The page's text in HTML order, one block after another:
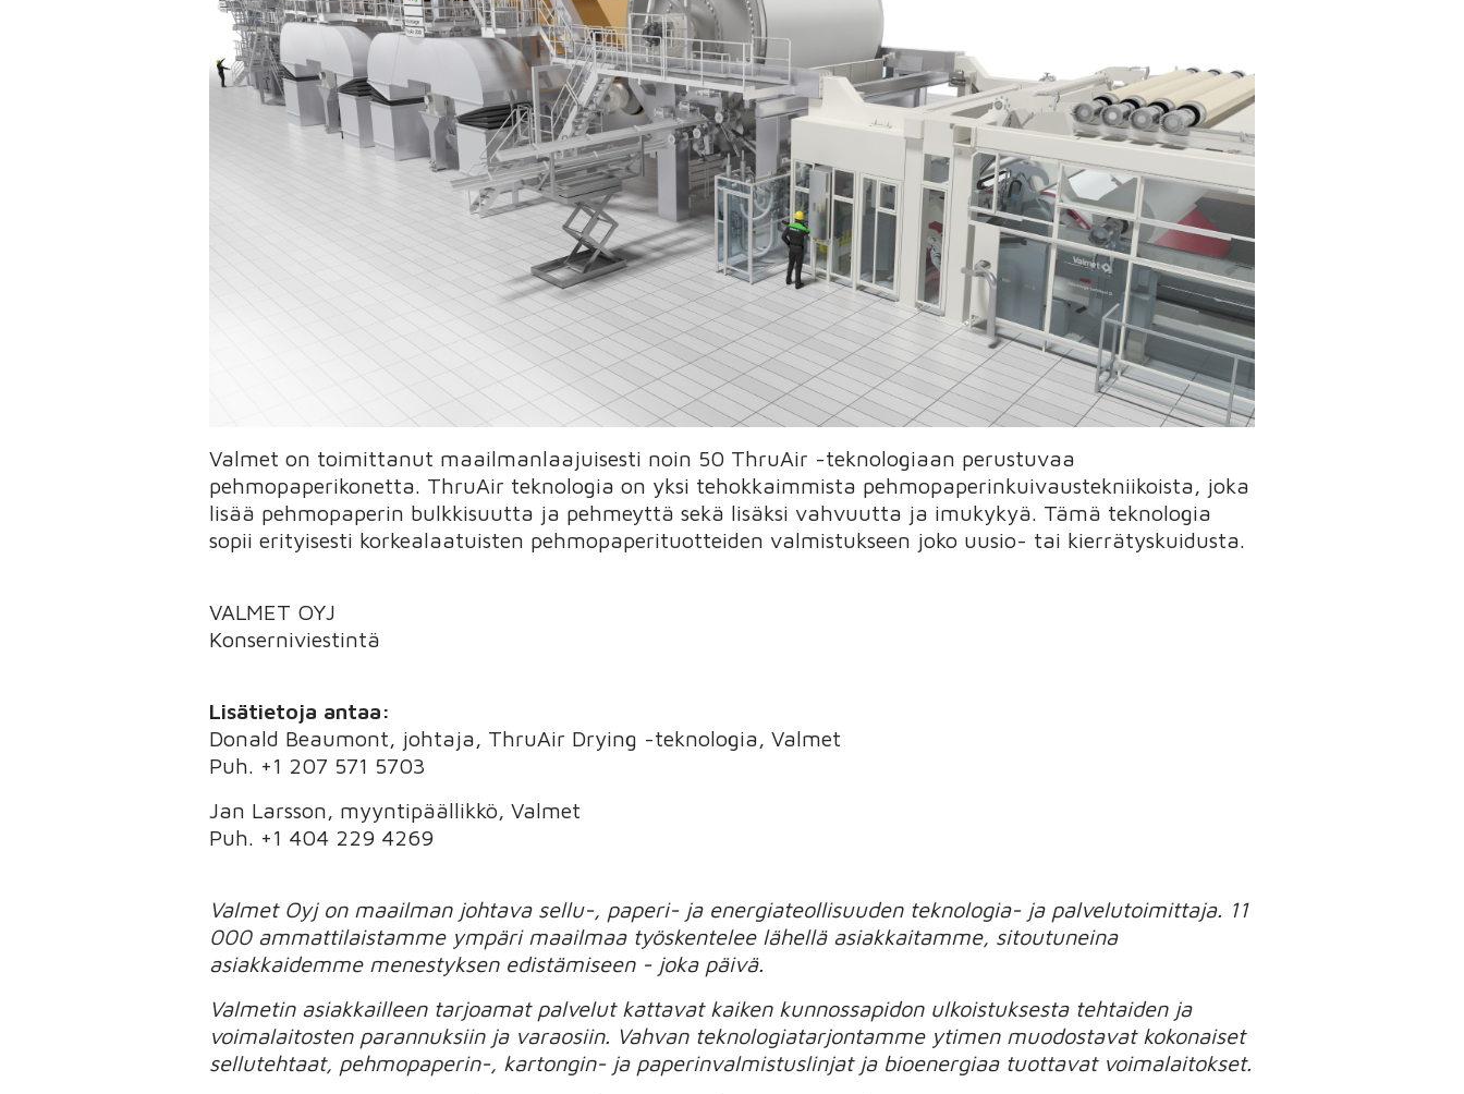
Valmet on toimittanut maailmanlaajuisesti noin 50 ThruAir -teknologiaan perustuvaa
pehmopaperikonetta. ThruAir teknologia on yksi tehokkaimmista pehmopaperinkuivaustekniikoista, joka
lisää pehmopaperin bulkkisuutta ja pehmeyttä sekä lisäksi vahvuutta ja imukykyä. Tämä teknologia
sopii erityisesti korkealaatuisten pehmopaperituotteiden valmistukseen joko uusio- tai kierrätyskuidusta.
VALMET OYJ
Konserniviestintä
Lisätietoja antaa:
Donald Beaumont, johtaja, ThruAir Drying -teknologia, Valmet
Puh. +1 207 571 5703
Jan Larsson, myyntipäällikkö, Valmet
Puh. +1 404 229 4269
Valmet Oyj on maailman johtava sellu-, paperi- ja energiateollisuuden teknologia- ja palvelutoimittaja. 11
000 ammattilaistamme ympäri maailmaa työskentelee lähellä asiakkaitamme, sitoutuneina
asiakkaidemme menestyksen edistämiseen - joka päivä.
Valmetin asiakkailleen tarjoamat palvelut kattavat kaiken kunnossapidon ulkoistuksesta tehtaiden ja
voimalaitosten parannuksiin ja varaosiin. Vahvan teknologiatarjontamme ytimen muodostavat kokonaiset
sellutehtaat, pehmopaperin-, kartongin- ja paperinvalmistuslinjat ja bioenergiaa tuottavat voimalaitokset.